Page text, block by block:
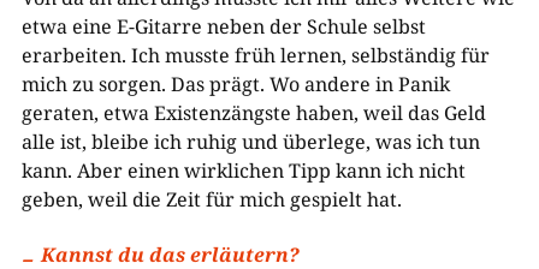
etwa eine E-Gitarre neben der Schule selbst
erarbeiten. Ich musste früh lernen, selbständig für
mich zu sorgen. Das prägt. Wo andere in Panik
geraten, etwa Existenzängste haben, weil das Geld
alle ist, bleibe ich ruhig und überlege, was ich tun
kann. Aber einen wirklichen Tipp kann ich nicht
geben, weil die Zeit für mich gespielt hat.
Kannst du das erläutern?